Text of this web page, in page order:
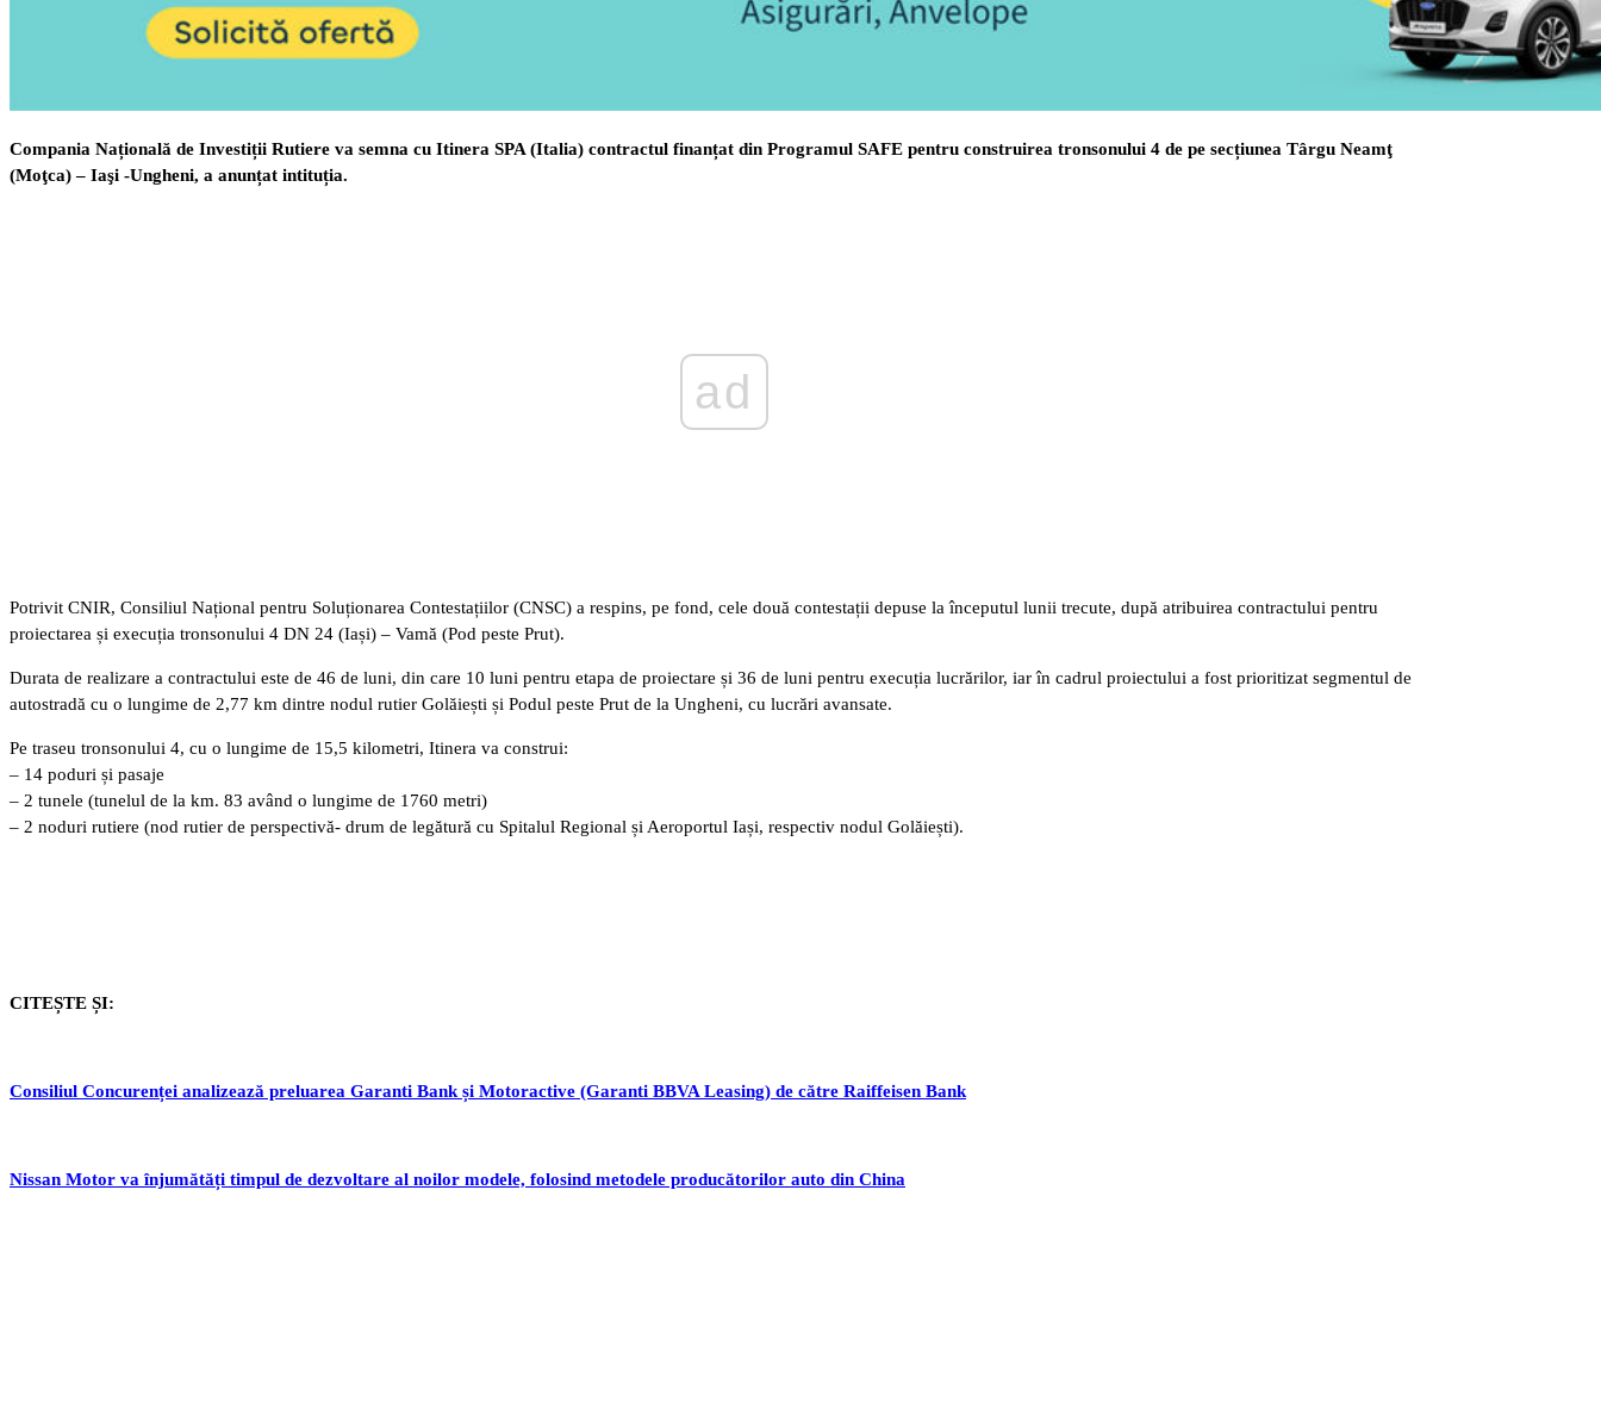
Compania Națională de Investiții Rutiere va semna cu Itinera SPA (Italia) contractul finanțat din Programul SAFE pentru construirea tronsonului 4 de pe secțiunea Târgu Neamţ
(Moţca) – Iaşi -Ungheni, a anunțat intituția.
ad
Potrivit CNIR, Consiliul Național pentru Soluționarea Contestațiilor (CNSC) a respins, pe fond, cele două contestații depuse la începutul lunii trecute, după atribuirea contractului pentru
proiectarea și execuția tronsonului 4 DN 24 (Iași) – Vamă (Pod peste Prut).
Durata de realizare a contractului este de 46 de luni, din care 10 luni pentru etapa de proiectare și 36 de luni pentru execuția lucrărilor, iar în cadrul proiectului a fost prioritizat segmentul de
autostradă cu o lungime de 2,77 km dintre nodul rutier Golăiești și Podul peste Prut de la Ungheni, cu lucrări avansate.
Pe traseu tronsonului 4, cu o lungime de 15,5 kilometri, Itinera va construi:
– 14 poduri și pasaje
– 2 tunele (tunelul de la km. 83 având o lungime de 1760 metri)
– 2 noduri rutiere (nod rutier de perspectivă- drum de legătură cu Spitalul Regional și Aeroportul Iași, respectiv nodul Golăiești).
CITEȘTE ȘI:
Consiliul Concurenței analizează preluarea Garanti Bank și Motoractive (Garanti BBVA Leasing) de către Raiffeisen Bank
Nissan Motor va înjumătăți timpul de dezvoltare al noilor modele, folosind metodele producătorilor auto din China